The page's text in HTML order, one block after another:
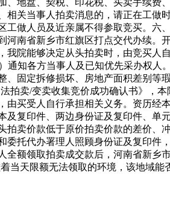
地盘、契税、印花税、买卖手续
关当事人拍卖消息的，请正在工
做人员及近亲属不得参取竞买。
南省新乡市红旗区打点交代办续
院能够决定从头拍卖时，由竞买
知各方当事人及已知优先采办权
固定拆修损坏、房地产面积差别
拍卖/变卖收集竞价成功确认书》，
买受人自行承担相关义务。资历
复印件、两边身份证及复印件、
卖价款低于原价拍卖价款的差价
托代办署理人照顾身份证及复印件
额领取拍卖成交款后，河南省新乡
当天限额无法领取的环境，该地域